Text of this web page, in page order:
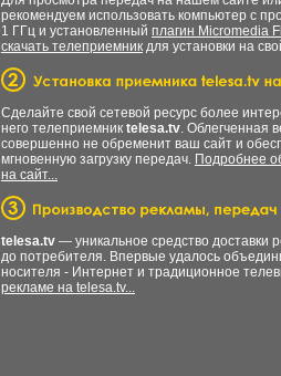
рекомендуем использовать компьютер с
1 ГГц и установленный плагин Micromedia
скачать телеприемник для установки на
Сделайте свой сетевой ресурс более
него телеприемник telesa.tv. Облегченная
совершенно не обременит ваш сайт и
мгновенную загрузку передач. Подробнее
на сайт...
telesa.tv — уникальное средство доставки
до потребителя. Впервые удалось
носителя - Интернет и традиционное
рекламе на telesa.tv...